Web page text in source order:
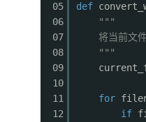
05
06
07
08
09
10
11
12
def
"""
将当前文
"""
for
if